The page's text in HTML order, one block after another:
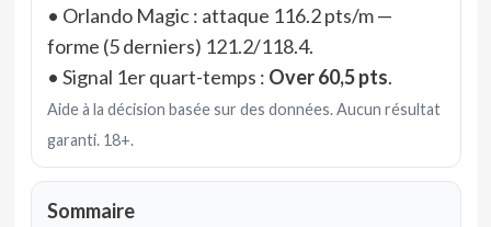
• Orlando Magic : attaque 116.2 pts/m —
forme (5 derniers) 121.2/118.4.
• Signal 1er quart-temps : Over 60,5 pts.
Aide à la décision basée sur des données. Aucun résultat
garanti. 18+.
Sommaire